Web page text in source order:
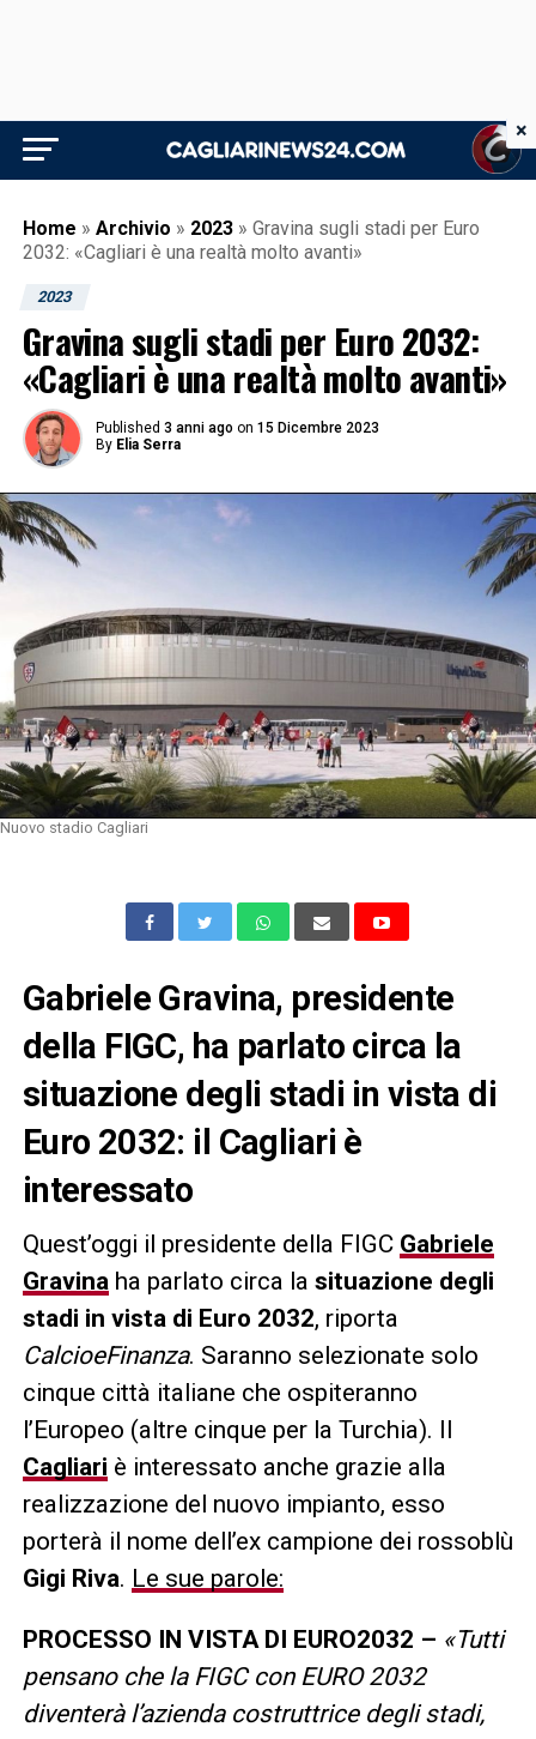
Home » Archivio » 2023 » Gravina sugli stadi per Euro
2032: «Cagliari è una realtà molto avanti»
2023
Gravina sugli stadi per Euro 2032:
«Cagliari è una realtà molto avanti»
Published 3 anni ago on 15 Dicembre 2023
By Elia Serra
Nuovo stadio Cagliari
Gabriele Gravina, presidente
della FIGC, ha parlato circa la
situazione degli stadi in vista di
Euro 2032: il Cagliari è
interessato
Quest’oggi il presidente della FIGC Gabriele
Gravinaha parlato circa la situazione degli
stadi in vista di Euro 2032, riporta
CalcioeFinanza. Saranno selezionate solo
cinque città italiane che ospiteranno
l’Europeo (altre cinque per la Turchia). Il
Cagliari è interessato anche grazie alla
realizzazione del nuovo impianto, esso
porterà il nome dell’ex campione dei rossoblù
Gigi Riva. Le sue parole:
PROCESSO IN VISTA DI EURO2032 – «Tutti
pensano che la FIGC con EURO 2032
diventerà l’azienda costruttrice degli stadi,
×